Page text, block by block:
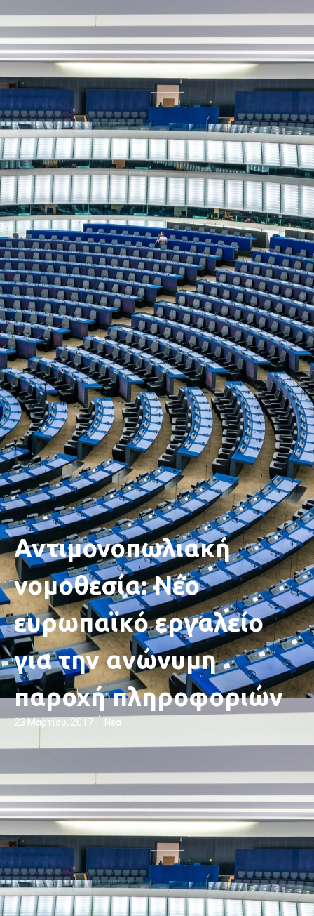
Αντιμονοπωλιακή
νομοθεσία: Νέο
ευρωπαϊκό εργαλείο
για την ανώνυμη
παροχή πληροφοριών
23 Μαρτίου, 2017 Νέα